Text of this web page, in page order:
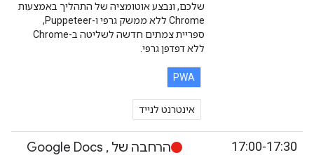
שלכם, ונבצע אוטומציה של התהליך באמצעות
Chrome ללא ממשק גרפי ו-Puppeteer,
ספריית צמתים חדשה לשליטה ב-Chrome
ללא דפדפן גרפי.
PWA
אינטרנט לנייד
17:00-17:30
הרחבה של Google Docs ,